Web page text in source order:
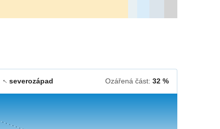
↓severozápad Ozářená část: 32 %